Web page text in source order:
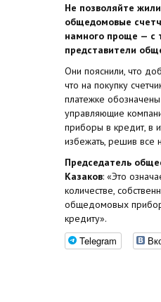
Не позволяйте
общедомовые
намного проще — с
представители
Они пояснили, что
что на покупку
платежке
управляющие
приборы в кредит, в
избежать, решив все
Председатель
Казаков: «Это
количестве,
общедомовых
кредиту».
Telegram